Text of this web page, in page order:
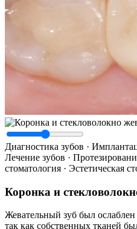
Диагностика зубов ·
Лечение зубов ·
стоматология · Эстетическая
Коронка и
Жевательный зуб был
так как собственных тканей